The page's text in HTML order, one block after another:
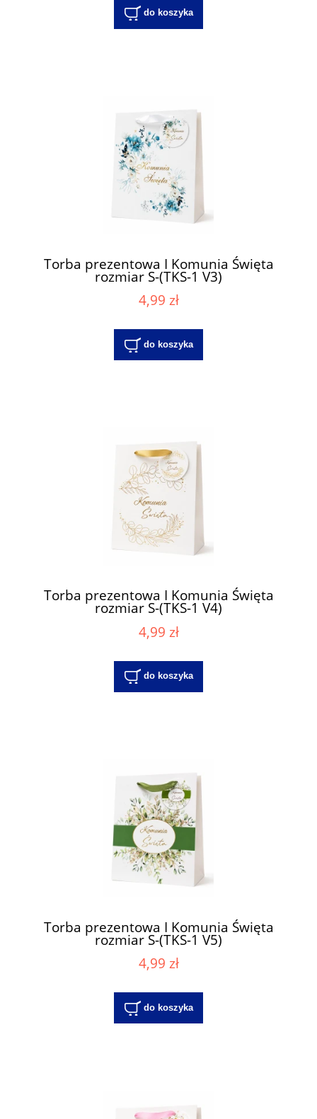
do koszyka
Torba prezentowa I Komunia Święta
rozmiar S-(TKS-1 V3)
4,99 zł
do koszyka
Torba prezentowa I Komunia Święta
rozmiar S-(TKS-1 V4)
4,99 zł
do koszyka
Torba prezentowa I Komunia Święta
rozmiar S-(TKS-1 V5)
4,99 zł
do koszyka